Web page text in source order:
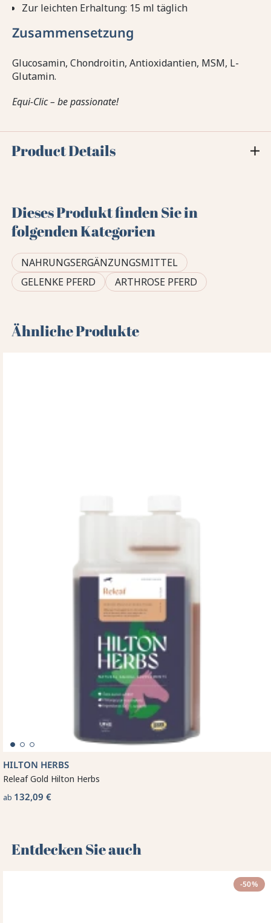
Zur leichten Erhaltung: 15 ml täglich
Zusammensetzung
Glucosamin, Chondroitin, Antioxidantien, MSM, L-
Glutamin.
Equi-Clic – be passionate!
Product Details
Dieses Produkt finden Sie in
folgenden Kategorien
NAHRUNGSERGÄNZUNGSMITTEL
GELENKE PFERD
ARTHROSE PFERD
Ähnliche Produkte
HILTON HERBS
Releaf Gold Hilton Herbs
ab 132,09 €
Entdecken Sie auch 🌻
-50%